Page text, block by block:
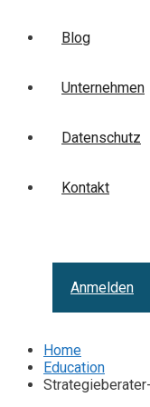
Blog
Unternehmen
Datenschutz
Kontakt
Anmelden
Home
Education